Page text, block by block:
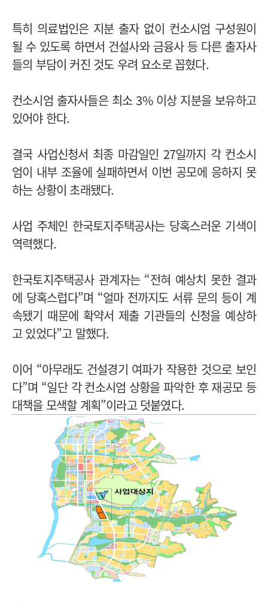
특히 의료법인은 지분 출자 없이 컨소시엄 구성원이
될 수 있도록 하면서 건설사와 금융사 등 다른 출자사
들의 부담이 커진 것도 우려 요소로 꼽혔다.
컨소시엄 출자사들은 최소 3% 이상 지분을 보유하고
있어야 한다.
결국 사업신청서 최종 마감일인 27일까지 각 컨소시
엄이 내부 조율에 실패하면서 이번 공모에 응하지 못
하는 상황이 초래됐다.
사업 주체인 한국토지주택공사는 당혹스러운 기색이
역력했다.
한국토지주택공사 관계자는 “전혀 예상치 못한 결과
에 당혹스럽다”며 “얼마 전까지도 서류 문의 등이 계
속됐기 때문에 확약서 제출 기관들의 신청을 예상하
고 있었다”고 말했다.
이어 “아무래도 건설경기 여파가 작용한 것으로 보인
다”며 “일단 각 컨소시엄 상황을 파악한 후 재공모 등
대책을 모색할 계획”이라고 덧붙였다.